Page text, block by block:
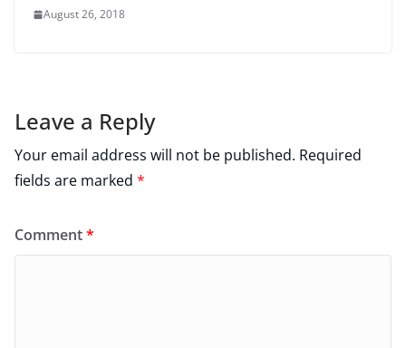
August 26, 2018
Leave a Reply
Your email address will not be published. Required
fields are marked *
Comment*